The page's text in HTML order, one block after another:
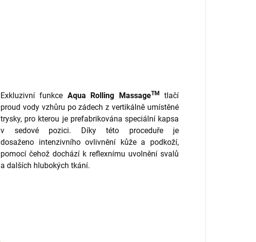
Exkluzivní funkce Aqua Rolling MassageTM
tlačí
proud vody vzhůru po zádech z vertikálně umístěné
trysky, pro kterou je prefabrikována speciální kapsa
v sedové pozici. Díky této proceduře je
dosaženo intenzivního ovlivnění kůže a podkoží,
pomocí čehož dochází k reflexnímu uvolnění svalů
a dalších hlubokých tkání.